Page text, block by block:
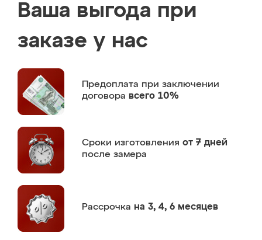
Ваша выгода при
заказе у нас
Предоплата при заключении
договора всего 10%
Сроки изготовления от 7 дней
после замера
Рассрочка на 3, 4, 6 месяцев